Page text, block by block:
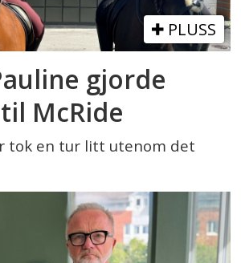
PLUSS
gjorde
McRide
tok en tur litt utenom det